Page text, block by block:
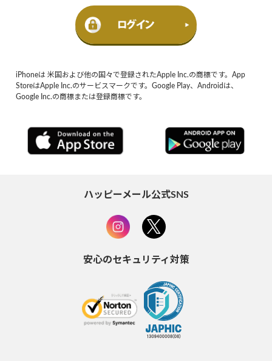
iPhoneは 米国および他の国々で登録されたApple Inc.の商標です。App
StoreはApple Inc.のサービスマークです。Google Play、Androidは、
Google Inc.の商標または登録商標です。
ハッピーメール公式SNS
安心のセキュリティ対策